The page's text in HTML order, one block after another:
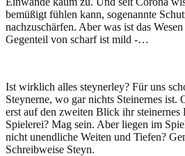
bemüßigt fühlen kann, sogenannte
nachzuschärfen. Aber was ist das
Gegenteil von scharf ist mild -…
Ist wirklich alles steynerley? Für uns
Steynerne, wo gar nichts Steinernes ist.
erst auf den zweiten Blick ihr steinernes
Spielerei? Mag sein. Aber liegen im
nicht unendliche Weiten und Tiefen?
Schreibweise Steyn.